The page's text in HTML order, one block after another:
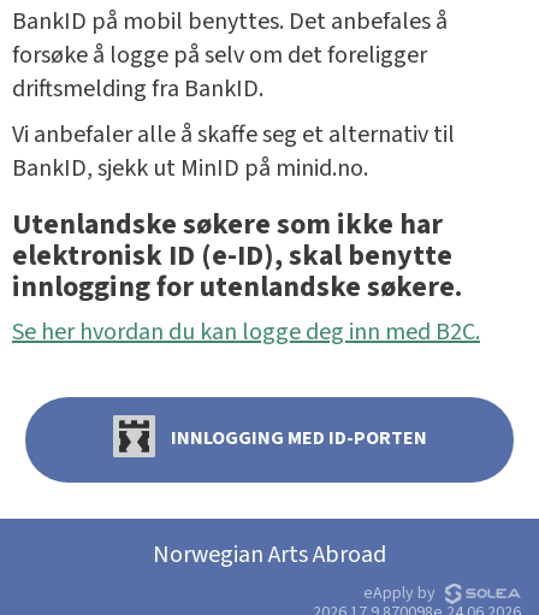
BankID på mobil benyttes. Det anbefales å
forsøke å logge på selv om det foreligger
driftsmelding fra BankID.
Vi anbefaler alle å skaffe seg et alternativ til
BankID, sjekk ut MinID på minid.no.
Utenlandske søkere som ikke har
elektronisk ID (e-ID), skal benytte
innlogging for utenlandske søkere.
Se her hvordan du kan logge deg inn med B2C.
INNLOGGING MED ID-PORTEN
Norwegian Arts Abroad
eApply by